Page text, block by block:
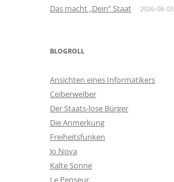
Das macht „Dein“ Staat 2026-08-03
BLOGROLL
Ansichten eines Informatikers
Ceiberweiber
Der Staats-lose Bürger
Die Anmerkung
Freiheitsfunken
Jo Nova
Kalte Sonne
Le Penseur